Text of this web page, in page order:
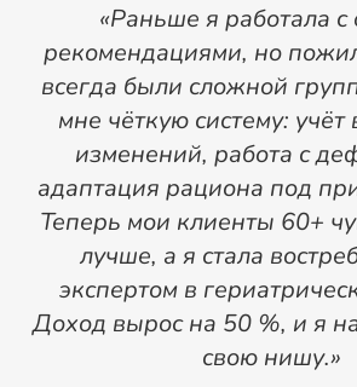
«Раньше я работала
рекомендациями, но
всегда были сложной
мне чёткую систему: учёт
изменений, работа с
адаптация рациона под
Теперь мои клиенты 60+
лучше, а я стала
экспертом в
Доход вырос на 50 %, и я
свою нишу.»